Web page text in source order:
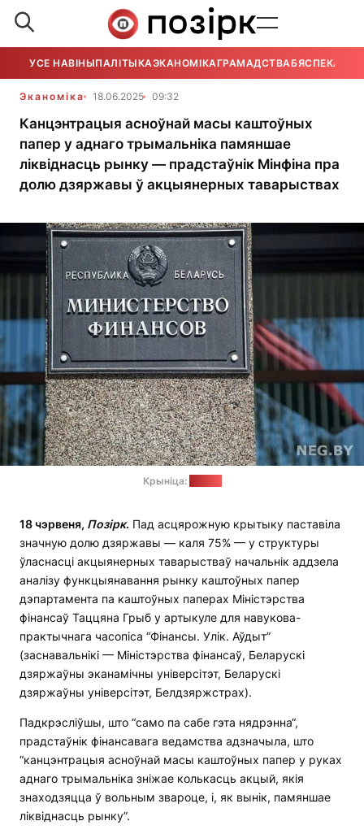
УСЕ НАВІНЫПАЛІТЫКАЭКАНОМІКАГРАМАДСТВАБЯСПЕКА
Эканоміка 18.06.2025 09:32
Канцэнтрацыя асноўнай масы каштоўных
папер у аднаго трымальніка памяншае
ліквіднасць рынку — прадстаўнік Мінфіна пра
долю дзяржавы ў акцыянерных таварыствах
Крыніца:
18 чэрвеня, Позірк. Пад асцярожную крытыку паставіла
значную долю дзяржавы — каля 75% — у структуры
ўласнасці акцыянерных таварыстваў начальнік аддзела
аналізу функцыянавання рынку каштоўных папер
дэпартамента па каштоўных паперах Міністэрства
фінансаў Таццяна Грыб у артыкуле для навукова-
практычнага часопіса “Фінансы. Улік. Аўдыт”
(заснавальнікі — Міністэрства фінансаў, Беларускі
дзяржаўны эканамічны універсітэт, Беларускі
дзяржаўны універсітэт, Белдзяржстрах).
Падкрэсліўшы, што “само па сабе гэта нядрэнна“,
прадстаўнік фінансавага ведамства адзначыла, што
“канцэнтрацыя асноўнай масы каштоўных папер у руках
аднаго трымальніка зніжае колькасць акцый, якія
знаходзяцца ў вольным звароце, і, як вынік, памяншае
ліквіднасць рынку”.